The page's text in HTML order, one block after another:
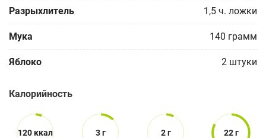
Разрыхлитель 1,5 ч. ложки
Мука 140 грамм
Яблоко 2 штуки
Калорийность
120 ккал 3 г 2 г 22 г